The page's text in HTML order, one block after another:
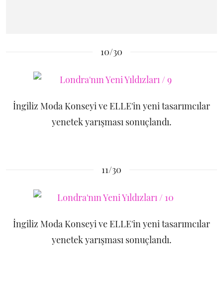
10/30
İngiliz Moda Konseyi ve ELLE'in yeni tasarımcılar
yenetek yarışması sonuçlandı.
11/30
İngiliz Moda Konseyi ve ELLE'in yeni tasarımcılar
yenetek yarışması sonuçlandı.